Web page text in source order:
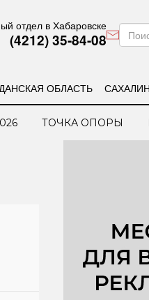
отдел в Хабаровске
(4212) 35-84-08
ОБЛАСТЬ САХАЛИН
ТОЧКА ОПОРЫ